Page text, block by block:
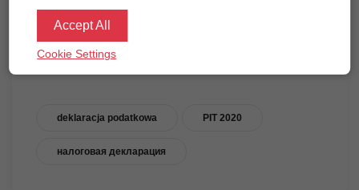
ПРЕДЫДУЩАЯ НОВОСТЬ
deklaracja podatkowa PIT 2020
налоговая декларация
Accept All
Cookie Settings